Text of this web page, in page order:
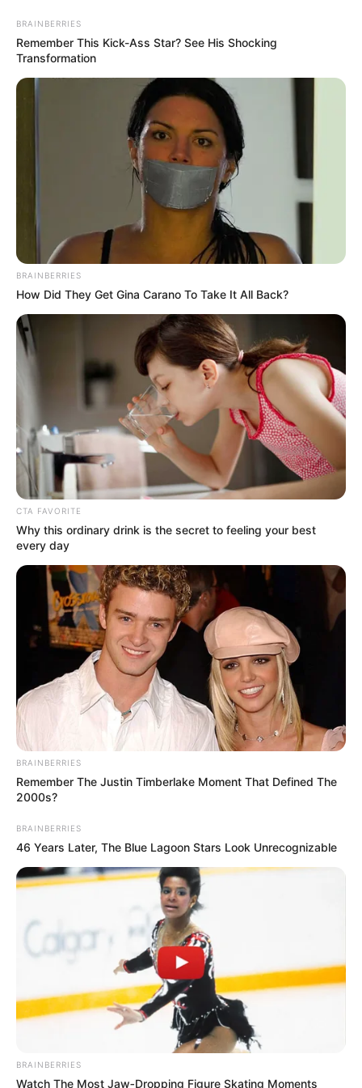
HOME
Home Minas Gerais > Notícia >
Agente Comunitária de
Saúde recebe Título Honorífico e é reconhecida como personalidade
Agente Comunitária de Saúde
recebe Título Honorífico e é
reconhecida como personalidade
de destaque.
12:10 ACS
14 personalidades de destaque no Município, entre elas a
Andrade. —Foto/Reprodução.
reconhecida como personalidade de destaque.
PublicadonoJASBem 19.maio.2022.
Grupos no WhatsApp
Em comemoração do aniversário de 130
anos de Patos de Minas, a Câmara Municipal de Patos de Minas
outorgou, durante sessão solene realizada na noite de terça-feira
(17/5), o Título Honorífico de Cidadão Patense a 14 personalidades
de destaque no Município, entre elas a uma Agente Comunitária de
Saúde. A cerimônia foi realizada no Teatro Municipal “Leão de
Formosa”, importante patrimônio histórico e cultural de Patos de
Minas.
BRAINBERRIES
Remember This Kick-Ass Star? See His Shocking
Transformation
BRAINBERRIES
How Did They Get Gina Carano To Take It All Back?
CTA FAVORITE
Why this ordinary drink is the secret to feeling your best
every day
BRAINBERRIES
Remember The Justin Timberlake Moment That Defined The
2000s?
BRAINBERRIES
46 Years Later, The Blue Lagoon Stars Look Unrecognizable
BRAINBERRIES
Watch The Most Jaw‑Dropping Figure Skating Moments